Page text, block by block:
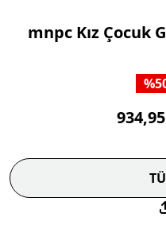
mnpc Kız Çocuk
934,95